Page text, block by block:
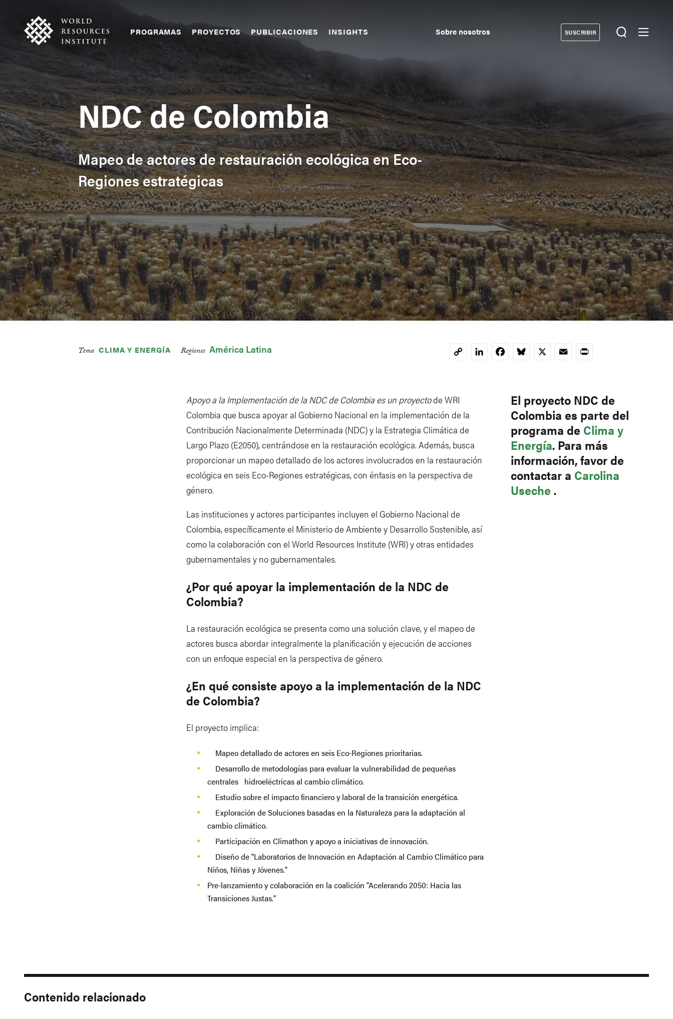
content
Main
navigation
PROGRAMAS PROYECTOS PUBLICACIONES INSIGHTS
Navigation
Sobre nosotros
Donate
SUSCRIBIR
NDC de Colombia
Mapeo de actores de restauración ecológica en Eco-
Regiones estratégicas
Tema CLIMA Y ENERGÍA Regiones América Latina
CopyLinkedInFacebookBluesky
X EmailPrint
El proyecto NDC de
Colombia es parte del
programa de Clima y
Energía. Para más
información, favor de
contactar a Carolina
Useche .
Apoyo a la Implementación de la NDC de Colombia es un proyectode WRI
Colombia que busca apoyar al Gobierno Nacional en la implementación de la
Contribución Nacionalmente Determinada (NDC) y la Estrategia Climática de
Largo Plazo (E2050), centrándose en la restauración ecológica. Además, busca
proporcionar un mapeo detallado de los actores involucrados en la restauración
ecológica en seis Eco-Regiones estratégicas, con énfasis en la perspectiva de
género.
Las instituciones y actores participantes incluyen el Gobierno Nacional de
Colombia, específicamente el Ministerio de Ambiente y Desarrollo Sostenible, así
como la colaboración con el World Resources Institute (WRI) y otras entidades
gubernamentales y no gubernamentales.
¿Por qué apoyar la implementación de la NDC de
Colombia?
La restauración ecológica se presenta como una solución clave, y el mapeo de
actores busca abordar integralmente la planificación y ejecución de acciones
con un enfoque especial en la perspectiva de género.
¿En qué consiste apoyo a la implementación de la NDC
de Colombia?
El proyecto implica:
Mapeo detallado de actores en seis Eco-Regiones prioritarias.
Desarrollo de metodologías para evaluar la vulnerabilidad de pequeñas
centrales hidroeléctricas al cambio climático.
Estudio sobre el impacto financiero y laboral de la transición energética.
Exploración de Soluciones basadas en la Naturaleza para la adaptación al
cambio climático.
Participación en Climathon y apoyo a iniciativas de innovación.
Diseño de "Laboratorios de Innovación en Adaptación al Cambio Climático para
Niños, Niñas y Jóvenes."
Pre-lanzamiento y colaboración en la coalición "Acelerando 2050: Hacia las
Transiciones Justas."
Contenido relacionado